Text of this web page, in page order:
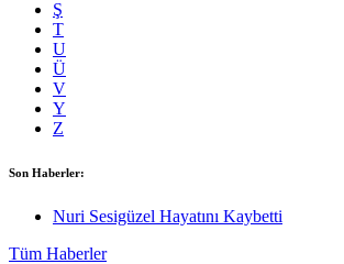
Ş
T
U
Ü
V
Y
Z
Son Haberler:
Nuri Sesigüzel Hayatını Kaybetti
Tüm Haberler